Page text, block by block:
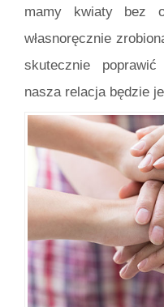
mamy kwiaty bez
własnoręcznie
skutecznie
nasza relacja będzie